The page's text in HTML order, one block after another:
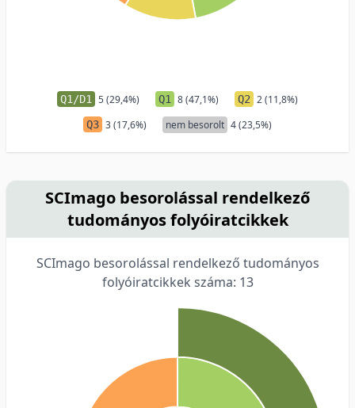
Q1/D1 5 (29,4%) Q1 8 (47,1%) Q2 2 (11,8%)
Q3 3 (17,6%) nem besorolt 4 (23,5%)
SCImago besorolással rendelkező
tudományos folyóiratcikkek
SCImago besorolással rendelkező tudományos
folyóiratcikkek száma: 13